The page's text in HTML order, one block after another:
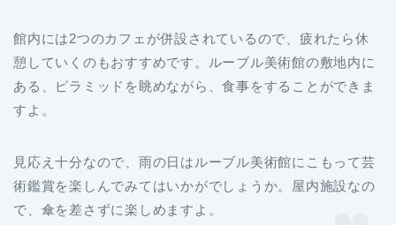
館内には2つのカフェが併設されているので、疲れたら休
憩していくのもおすすめです。ルーブル美術館の敷地内に
ある、ピラミッドを眺めながら、食事をすることができま
すよ。
見応え十分なので、雨の日はルーブル美術館にこもって芸
術鑑賞を楽しんでみてはいかがでしょうか。屋内施設なの
で、傘を差さずに楽しめますよ。